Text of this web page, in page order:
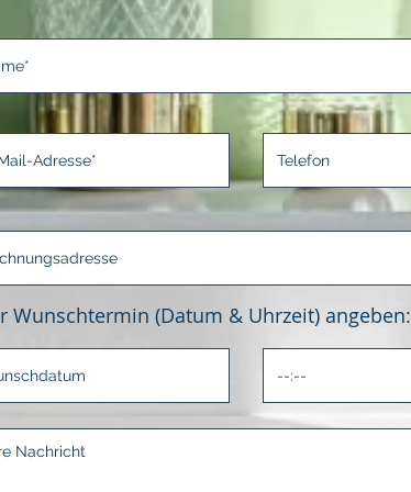
Wunschtermin (Datum & Uhrzeit) angeben: